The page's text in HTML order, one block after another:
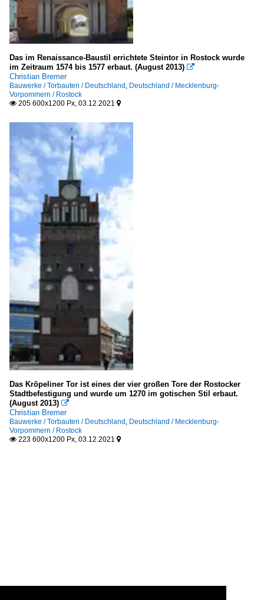
Das im Renaissance-Baustil errichtete Steintor in Rostock wurde
im Zeitraum 1574 bis 1577 erbaut. (August 2013) 
Christian Bremer
Bauwerke / Torbauten / Deutschland , Deutschland / Mecklenburg-
Vorpommern / Rostock
 205 600x1200 Px, 03.12.2021 
Das Kröpeliner Tor ist eines der vier großen Tore der Rostocker
Stadtbefestigung und wurde um 1270 im gotischen Stil erbaut.
(August 2013) 
Christian Bremer
Bauwerke / Torbauten / Deutschland , Deutschland / Mecklenburg-
Vorpommern / Rostock
 223 600x1200 Px, 03.12.2021 